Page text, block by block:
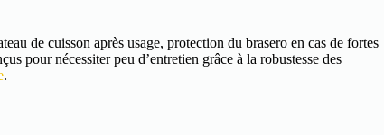
de cuisson après usage, protection du brasero en cas de fortes
pour nécessiter peu d’entretien grâce à la robustesse des
.